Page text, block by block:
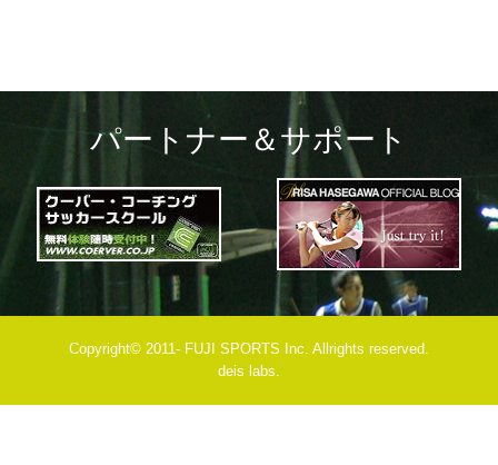
パートナー＆サポート
Copyright© 2011- FUJI SPORTS Inc. Allrights reserved.
deis labs.